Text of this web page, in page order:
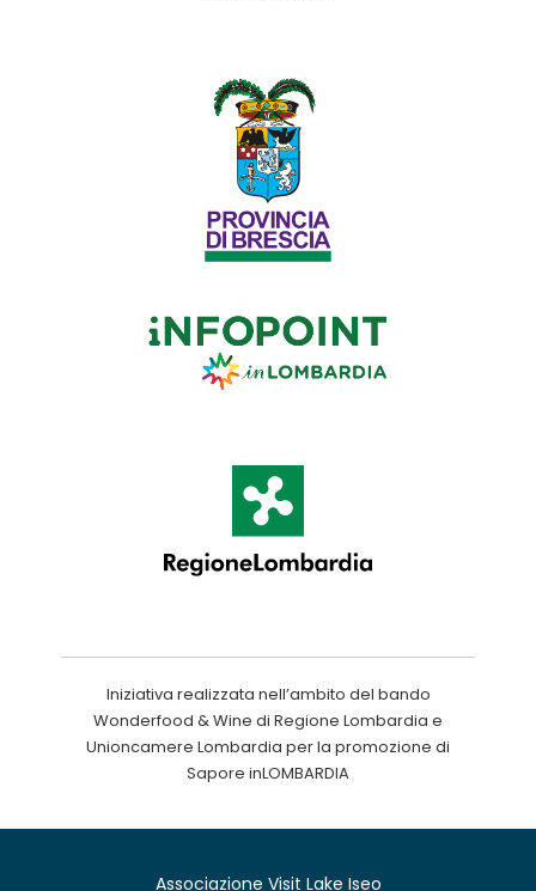
Iniziativa realizzata nell’ambito del bando
Wonderfood & Wine di Regione Lombardia e
Unioncamere Lombardia per la promozione di
Sapore inLOMBARDIA
Associazione Visit Lake Iseo